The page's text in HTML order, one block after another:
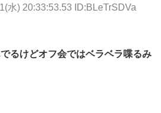
水) 20:33:53.53 ID:BLeTrSDVa
るけどオフ会ではベラベラ喋るみ